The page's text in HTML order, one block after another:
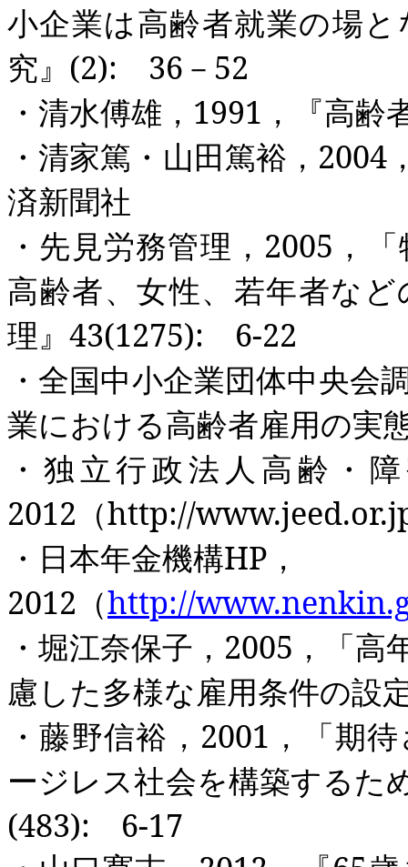
小企業は高齢者就業の場
究』 (2): 36 － 52
・清水傅雄， 1991 ，『高齢
・清家篤・山田篤裕， 2004
済新聞社
・先見労務管理， 2005 ，
高齢者、女性、若年者な
理』 43(1275):
6-22
・全国中小企業団体中央会
業における高齢者雇用の実
・独立行政法人高齢・
2012 （http://
・日本年金機構HP ，
2012 （http://
・堀江奈保子， 2005 ，「
慮した多様な雇用条件の
・藤野信裕， 2001 ，「期
ージレス社会を構築するた
(483):
6-17